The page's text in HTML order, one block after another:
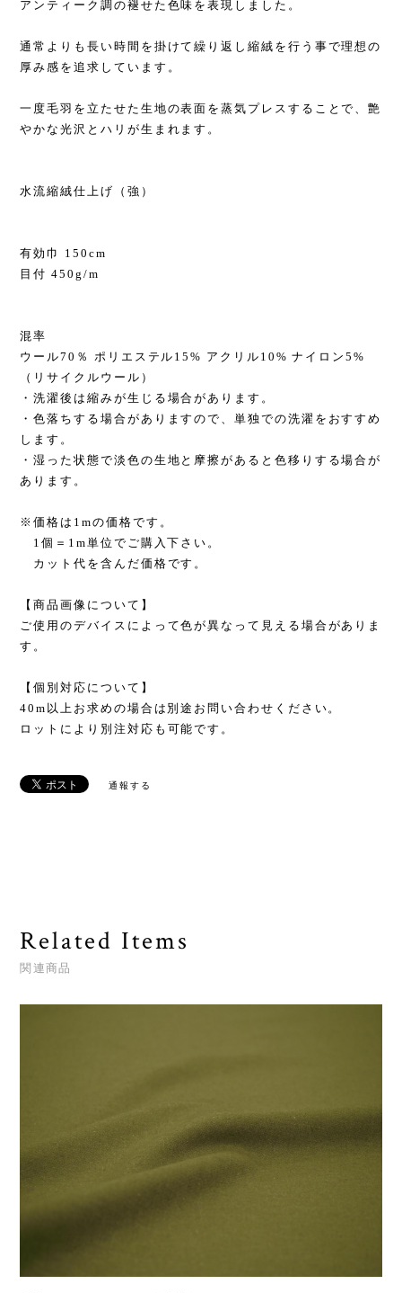
アンティーク調の褪せた色味を表現しました。
通常よりも長い時間を掛けて繰り返し縮絨を行う事で理想の
厚み感を追求しています。
一度毛羽を立たせた生地の表面を蒸気プレスすることで、艶
やかな光沢とハリが生まれます。
水流縮絨仕上げ（強）
有効巾 150cm
目付 450g/m
混率
ウール70％ ポリエステル15% アクリル10% ナイロン5%
（リサイクルウール）
・洗濯後は縮みが生じる場合があります。
・色落ちする場合がありますので、単独での洗濯をおすすめ
します。
・湿った状態で淡色の生地と摩擦があると色移りする場合が
あります。
※価格は1mの価格です。
1個＝1m単位でご購入下さい。
カット代を含んだ価格です。
【商品画像について】
ご使用のデバイスによって色が異なって見える場合がありま
す。
【個別対応について】
40m以上お求めの場合は別途お問い合わせください。
ロットにより別注対応も可能です。
通報する
Related Items
関連商品